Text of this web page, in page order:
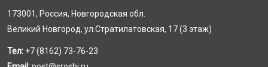
173001, Россия, Новгородская обл.
Великий Новгород, ул.Стратилатовская, 17 (3 этаж)
Тел: +7 (8162) 73-76-23